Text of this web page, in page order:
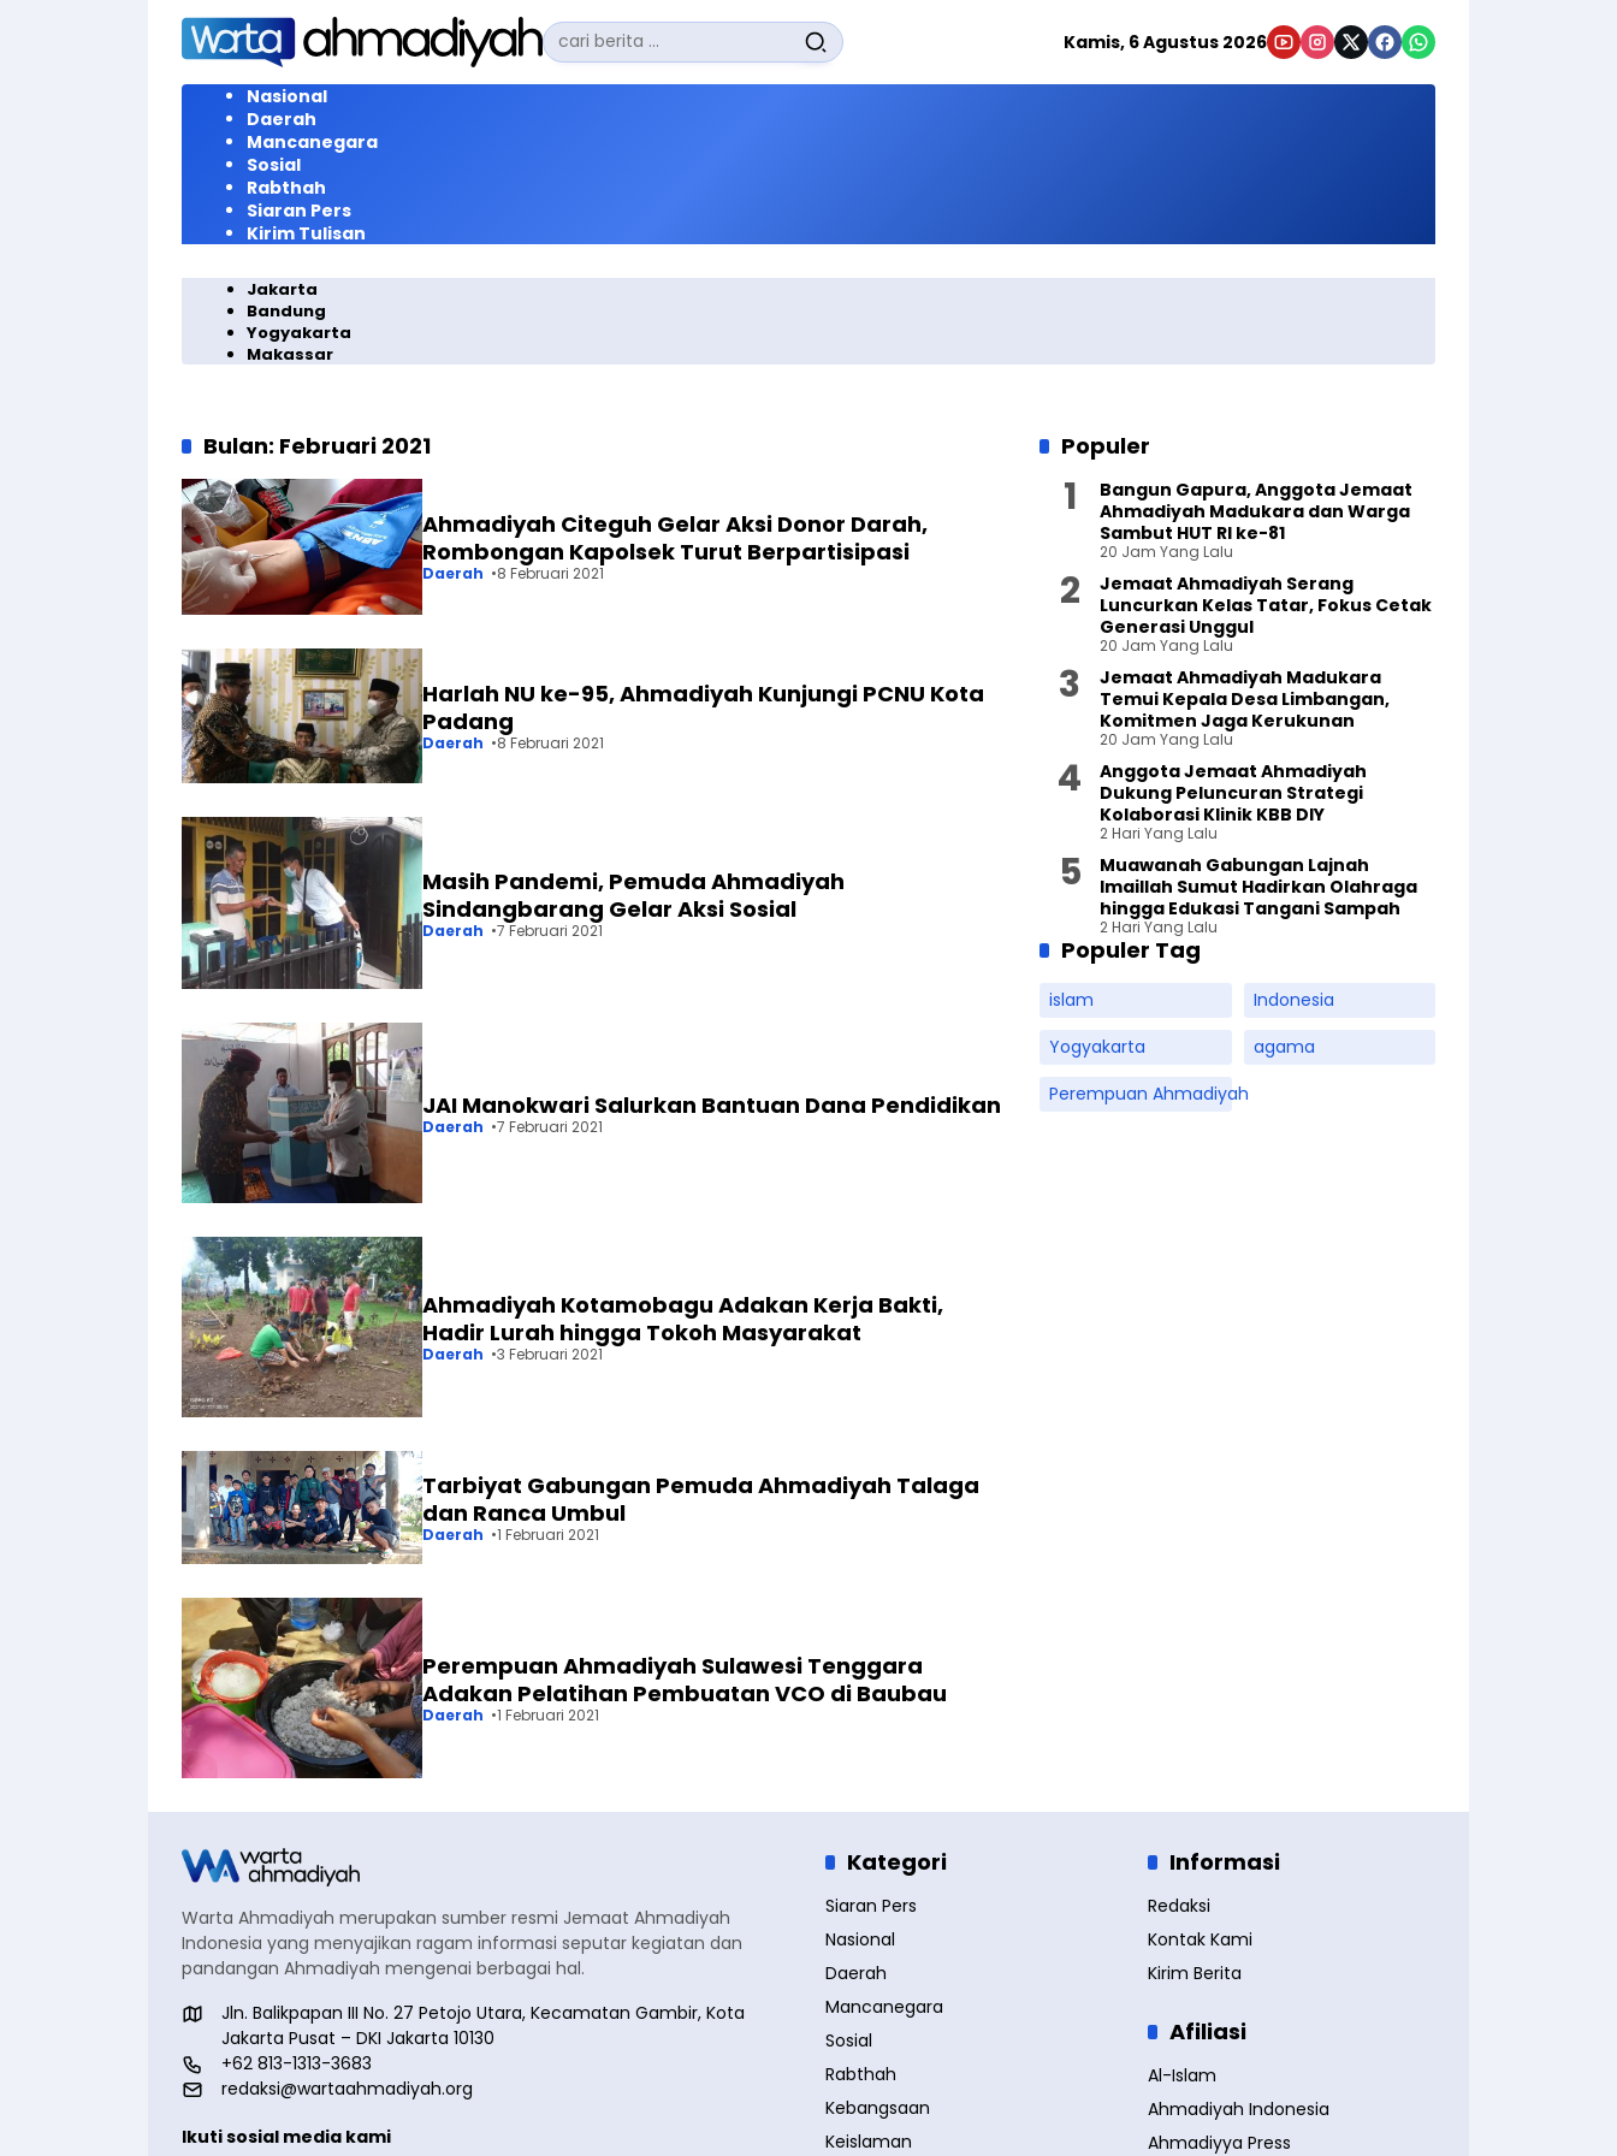
Langsung
konten
Pencarian
untuk:
Kamis, 6 Agustus 2026
Nasional
Daerah
Mancanegara
Sosial
Rabthah
Siaran Pers
Kirim Tulisan
Jakarta
Bandung
Yogyakarta
Makassar
Bulan: Februari 2021
Ahmadiyah Citeguh Gelar Aksi Donor Darah,
Rombongan Kapolsek Turut Berpartisipasi
Daerah 8 Februari 2021
Harlah NU ke-95, Ahmadiyah Kunjungi PCNU Kota
Padang
Daerah 8 Februari 2021
Masih Pandemi, Pemuda Ahmadiyah
Sindangbarang Gelar Aksi Sosial
Daerah 7 Februari 2021
JAI Manokwari Salurkan Bantuan Dana Pendidikan
Daerah 7 Februari 2021
Ahmadiyah Kotamobagu Adakan Kerja Bakti,
Hadir Lurah hingga Tokoh Masyarakat
Daerah 3 Februari 2021
Tarbiyat Gabungan Pemuda Ahmadiyah Talaga
dan Ranca Umbul
Daerah 1 Februari 2021
Perempuan Ahmadiyah Sulawesi Tenggara
Adakan Pelatihan Pembuatan VCO di Baubau
Daerah 1 Februari 2021
Populer
Bangun Gapura, Anggota Jemaat
Ahmadiyah Madukara dan Warga
Sambut HUT RI ke-81
20 Jam Yang Lalu
Jemaat Ahmadiyah Serang
Luncurkan Kelas Tatar, Fokus Cetak
Generasi Unggul
20 Jam Yang Lalu
Jemaat Ahmadiyah Madukara
Temui Kepala Desa Limbangan,
Komitmen Jaga Kerukunan
20 Jam Yang Lalu
Anggota Jemaat Ahmadiyah
Dukung Peluncuran Strategi
Kolaborasi Klinik KBB DIY
2 Hari Yang Lalu
Muawanah Gabungan Lajnah
Imaillah Sumut Hadirkan Olahraga
hingga Edukasi Tangani Sampah
2 Hari Yang Lalu
Populer Tag
islam
Indonesia
Yogyakarta
agama
Perempuan Ahmadiyah
Warta Ahmadiyah merupakan sumber resmi Jemaat Ahmadiyah
Indonesia yang menyajikan ragam informasi seputar kegiatan dan
pandangan Ahmadiyah mengenai berbagai hal.
Jln. Balikpapan III No. 27 Petojo Utara, Kecamatan Gambir, Kota
Jakarta Pusat – DKI Jakarta 10130
+62 813-1313-3683
redaksi@wartaahmadiyah.org
Ikuti sosial media kami
Kategori
Siaran Pers
Nasional
Daerah
Mancanegara
Sosial
Rabthah
Kebangsaan
Keislaman
Informasi
Redaksi
Kontak Kami
Kirim Berita
Afiliasi
Al-Islam
Ahmadiyah Indonesia
Ahmadiyya Press